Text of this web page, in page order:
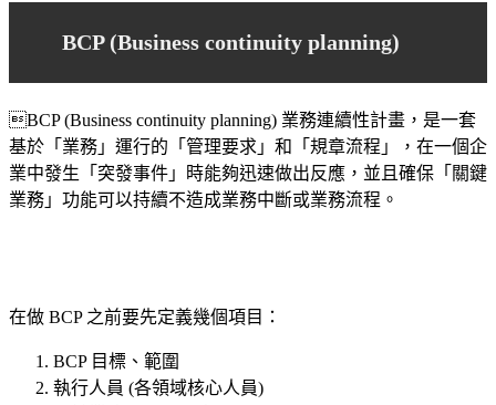
BCP (Business continuity planning)
BCP (Business continuity planning) 業務連續性計畫，是一套
基於「業務」運行的「管理要求」和「規章流程」，在一個企
業中發生「突發事件」時能夠迅速做出反應，並且確保「關鍵
業務」功能可以持續不造成業務中斷或業務流程。
在做 BCP 之前要先定義幾個項目：
BCP 目標、範圍
執行人員 (各領域核心人員)